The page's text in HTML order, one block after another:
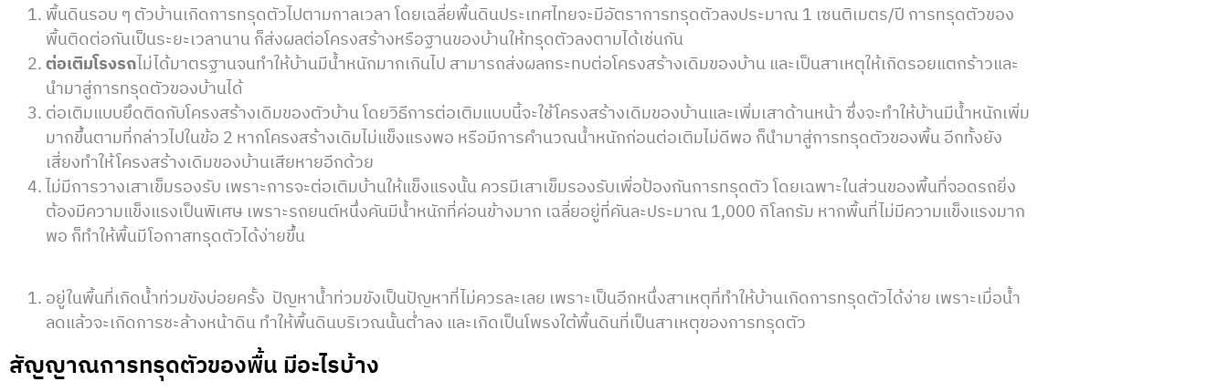
พื้นดินรอบ ๆ ตัวบ้านเกิดการทรุดตัวไปตามกาลเวลา โดยเฉลี่ยพื้นดินประเทศไทยจะมีอัตราการทรุดตัวลงประมาณ 1 เซนติเมตร/ปี การทรุดตัวของ
พื้นติดต่อกันเป็นระยะเวลานาน ก็ส่งผลต่อโครงสร้างหรือฐานของบ้านให้ทรุดตัวลงตามได้เช่นกัน
ต่อเติมโรงรถไม่ได้มาตรฐานจนทำให้บ้านมีน้ำหนักมากเกินไป สามารถส่งผลกระทบต่อโครงสร้างเดิมของบ้าน และเป็นสาเหตุให้เกิดรอยแตกร้าวและ
นำมาสู่การทรุดตัวของบ้านได้
ต่อเติมแบบยึดติดกับโครงสร้างเดิมของตัวบ้าน โดยวิธีการต่อเติมแบบนี้จะใช้โครงสร้างเดิมของบ้านและเพิ่มเสาด้านหน้า ซึ่งจะทำให้บ้านมีน้ำหนักเพิ่ม
มากขึ้นตามที่กล่าวไปในข้อ 2 หากโครงสร้างเดิมไม่แข็งแรงพอ หรือมีการคำนวณน้ำหนักก่อนต่อเติมไม่ดีพอ ก็นำมาสู่การทรุดตัวของพื้น อีกทั้งยัง
เสี่ยงทำให้โครงสร้างเดิมของบ้านเสียหายอีกด้วย
ไม่มีการวางเสาเข็มรองรับ เพราะการจะต่อเติมบ้านให้แข็งแรงนั้น ควรมีเสาเข็มรองรับเพื่อป้องกันการทรุดตัว โดยเฉพาะในส่วนของพื้นที่จอดรถยิ่ง
ต้องมีความแข็งแรงเป็นพิเศษ เพราะรถยนต์หนึ่งคันมีน้ำหนักที่ค่อนข้างมาก เฉลี่ยอยู่ที่คันละประมาณ 1,000 กิโลกรัม หากพื้นที่ไม่มีความแข็งแรงมาก
พอ ก็ทำให้พื้นมีโอกาสทรุดตัวได้ง่ายขึ้น
อยู่ในพื้นที่เกิดน้ำท่วมขังบ่อยครั้ง ปัญหาน้ำท่วมขังเป็นปัญหาที่ไม่ควรละเลย เพราะเป็นอีกหนึ่งสาเหตุที่ทำให้บ้านเกิดการทรุดตัวได้ง่าย เพราะเมื่อน้ำ
ลดแล้วจะเกิดการชะล้างหน้าดิน ทำให้พื้นดินบริเวณนั้นต่ำลง และเกิดเป็นโพรงใต้พื้นดินที่เป็นสาเหตุของการทรุดตัว
สัญญาณการทรุดตัวของพื้น มีอะไรบ้าง